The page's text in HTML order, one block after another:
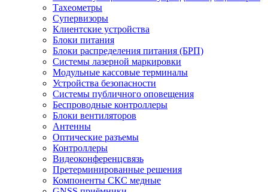
Тахеометры
Супервизоры
Клиентские устройства
Блоки питания
Блоки распределения питания (БРП)
Системы лазерной маркировки
Модульные кассовые терминалы
Устройства безопасности
Системы публичного оповещения
Беспроводные контроллеры
Блоки вентиляторов
Антенны
Оптические разъемы
Контроллеры
Видеоконференцсвязь
Претерминированные решения
Компоненты СКС медные